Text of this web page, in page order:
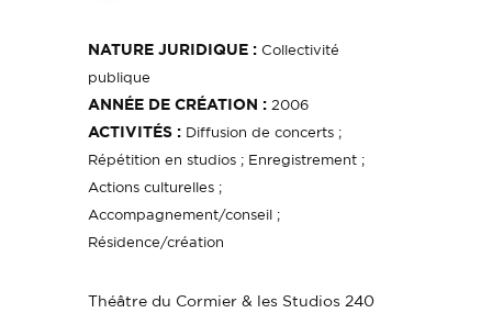
NATURE JURIDIQUE : Collectivité
publique
ANNÉE DE CRÉATION : 2006
ACTIVITÉS : Diffusion de concerts ;
Répétition en studios ; Enregistrement ;
Actions culturelles ;
Accompagnement/conseil ;
Résidence/création
Théâtre du Cormier & les Studios 240